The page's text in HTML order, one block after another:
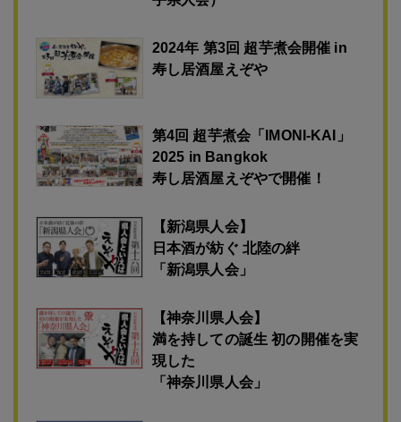
2024年 第3回 超芋煮会開催 in
寿し居酒屋えぞや
第4回 超芋煮会「IMONI-KAI」
2025 in Bangkok
寿し居酒屋えぞやで開催！
【新潟県人会】
日本酒が紡ぐ 北陸の絆
「新潟県人会」
【神奈川県人会】
満を持しての誕生 初の開催を実
現した
「神奈川県人会」